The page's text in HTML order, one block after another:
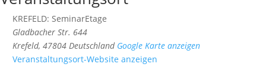
KREFELD: SeminarEtage
Gladbacher Str. 644
Krefeld, 47804 Deutschland Google Karte anzeigen
Veranstaltungsort-Website anzeigen